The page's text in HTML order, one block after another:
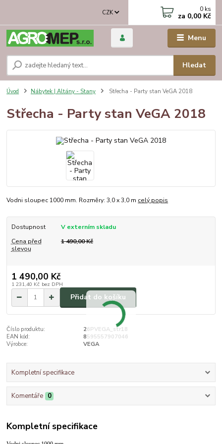
Menu
CZK
Hledat
0 ks
za 0,00 Kč
Úvod Nábytek | Altány - Stany Střecha - Party stan VeGA 2018
Střecha - Party stan VeGA 2018
Vodni sloupec 1000 mm. Rozměry: 3,0 x 3,0 m celý popis
Dostupnost
V externím skladu
Cena před
slevou
1 490,00 Kč
1 490,00 Kč
1 231,40 Kč bez DPH
Přidat do košíku
Číslo produktu:
26PVEGA_str18
EAN kód:
8595557907046
Výrobce:
VEGA
Kompletní specifikace
Komentáře 0
Kompletní specifikace